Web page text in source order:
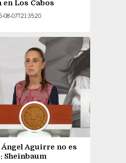
Los Cabos
08-07T21:35:20
Aguirre no es
Sheinbaum